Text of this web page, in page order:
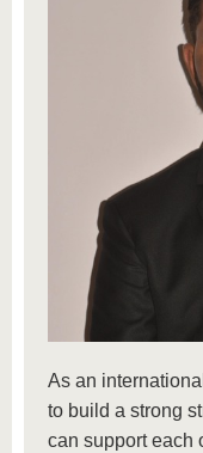
As an
to build a strong
can support each